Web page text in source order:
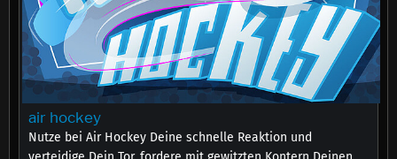
air hockey
Nutze bei Air Hockey Deine schnelle Reaktion und